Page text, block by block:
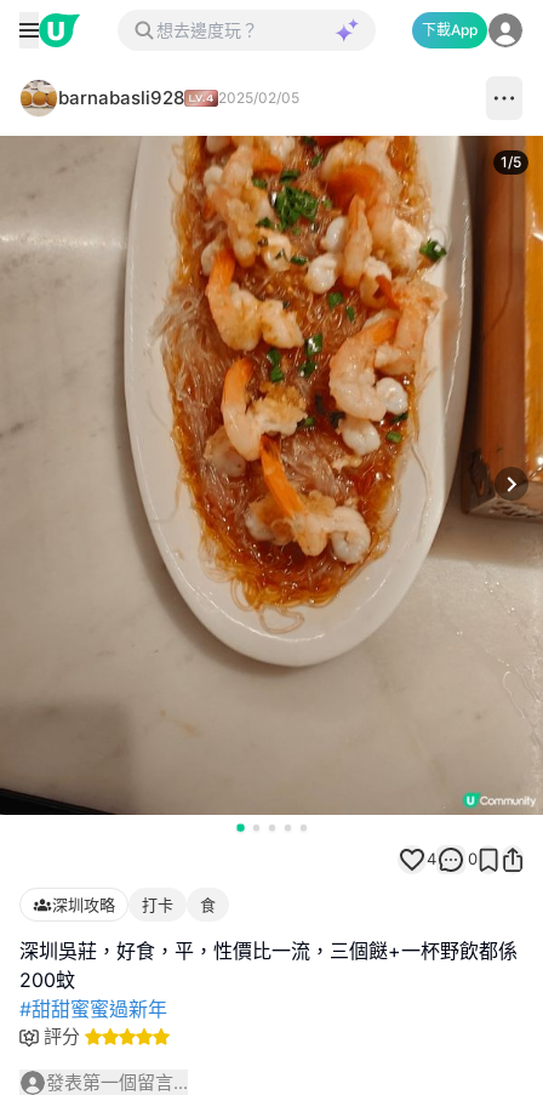
下載App
barnabasli928 2025/02/05
1/5
4 0
深圳攻略 打卡 食
深圳吳莊，好食，平，性價比一流，三個餸+一杯野飲都係
#甜甜蜜蜜過新年
評分
發表第一個留言...